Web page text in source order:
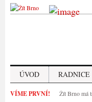
ÚVOD RADNICE
VÍME PRVNÍ! Žít Brno má